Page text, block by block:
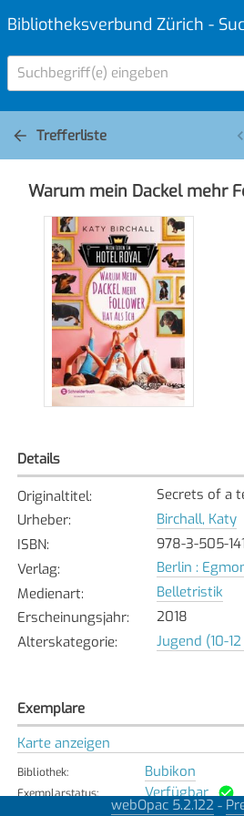
Bibliotheksverbund Zürich -
Suchbegriff(e) eingeben
Trefferliste
Warum mein Dackel mehr
Details
Originaltitel:
Secrets of a
Urheber:
Birchall, Katy
ISBN:
978-3-505-
Verlag:
Berlin :
Medienart:
Belletristik
Erscheinungsjahr:
2018
Alterskategorie: Jugend (10-
Exemplare
Karte anzeigen
Bibliothek: Bubikon
Exemplarstatus: Verfügbar
webOpac 5.2.122 -